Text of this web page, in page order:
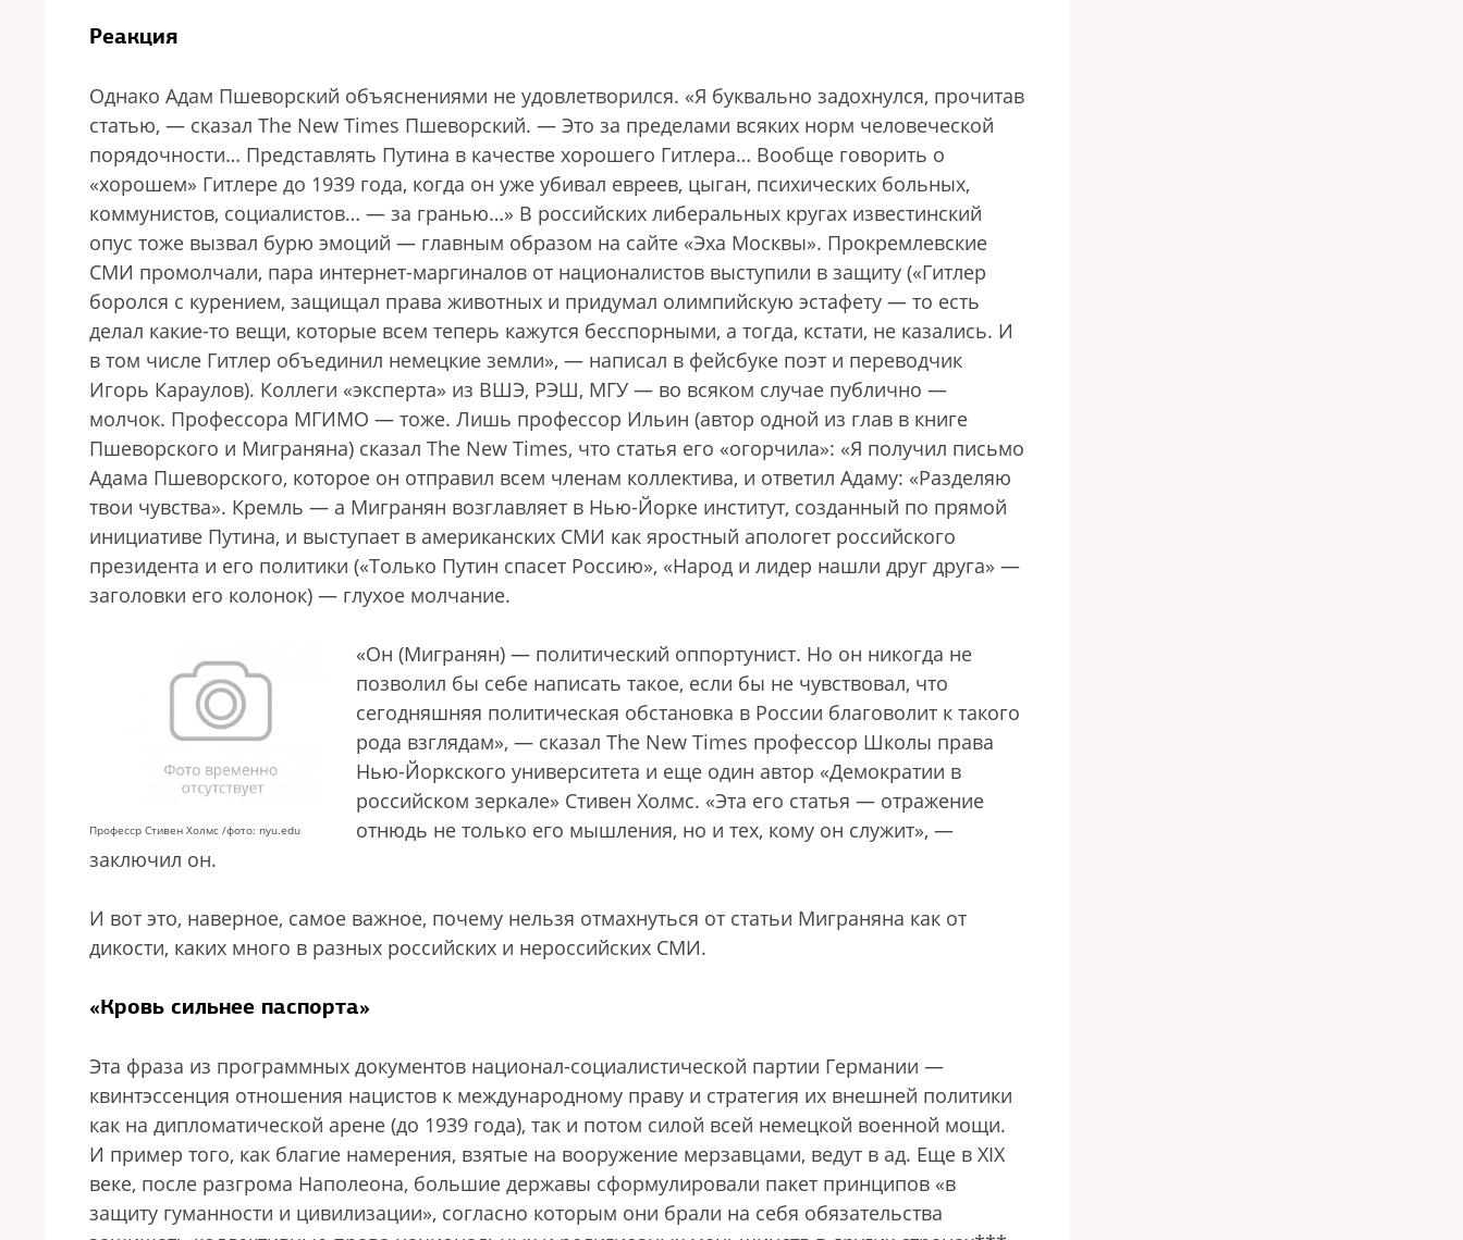
Реакция
Однако Адам Пшеворский объяснениями не удовлетворился. «Я буквально задохнулся, прочитав
статью, — сказал The New Times Пшеворский. — Это за пределами всяких норм человеческой
порядочности… Представлять Путина в качестве хорошего Гитлера… Вообще говорить о
«хорошем» Гитлере до 1939 года, когда он уже убивал евреев, цыган, психических больных,
коммунистов, социалистов… — за гранью…» В российских либеральных кругах известинский
опус тоже вызвал бурю эмоций — главным образом на сайте «Эха Москвы». Прокремлевские
СМИ промолчали, пара интернет-маргиналов от националистов выступили в защиту («Гитлер
боролся с курением, защищал права животных и придумал олимпийскую эстафету — то есть
делал какие-то вещи, которые всем теперь кажутся бесспорными, а тогда, кстати, не казались. И
в том числе Гитлер объединил немецкие земли», — написал в фейсбуке поэт и переводчик
Игорь Караулов). Коллеги «эксперта» из ВШЭ, РЭШ, МГУ — во всяком случае публично —
молчок. Профессора МГИМО — тоже. Лишь профессор Ильин (автор одной из глав в книге
Пшеворского и Миграняна) сказал The New Times, что статья его «огорчила»: «Я получил письмо
Адама Пшеворского, которое он отправил всем членам коллектива, и ответил Адаму: «Разделяю
твои чувства». Кремль — а Мигранян возглавляет в Нью-Йорке институт, созданный по прямой
инициативе Путина, и выступает в американских СМИ как яростный апологет российского
президента и его политики («Только Путин спасет Россию», «Народ и лидер нашли друг друга» —
заголовки его колонок) — глухое молчание.
Професср Стивен Холмс /фото: nyu.edu
«Он (Мигранян) — политический оппортунист. Но он никогда не
позволил бы себе написать такое, если бы не чувствовал, что
сегодняшняя политическая обстановка в России благоволит к такого
рода взглядам», — сказал The New Times профессор Школы права
Нью-Йоркского университета и еще один автор «Демократии в
российском зеркале» Стивен Холмс. «Эта его статья — отражение
отнюдь не только его мышления, но и тех, кому он служит», —
заключил он.
И вот это, наверное, самое важное, почему нельзя отмахнуться от статьи Миграняна как от
дикости, каких много в разных российских и нероссийских СМИ.
«Кровь сильнее паспорта»
Эта фраза из программных документов национал-социалистической партии Германии —
квинтэссенция отношения нацистов к международному праву и стратегия их внешней политики
как на дипломатической арене (до 1939 года), так и потом силой всей немецкой военной мощи.
И пример того, как благие намерения, взятые на вооружение мерзавцами, ведут в ад. Еще в XIX
веке, после разгрома Наполеона, большие державы сформулировали пакет принципов «в
защиту гуманности и цивилизации», согласно которым они брали на себя обязательства